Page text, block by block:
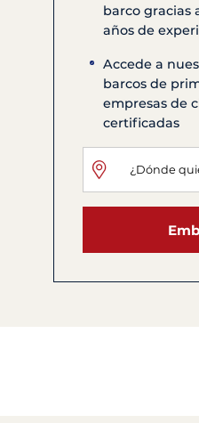
barco gracias
años de
Accede a
barcos de
empresas de
certificadas